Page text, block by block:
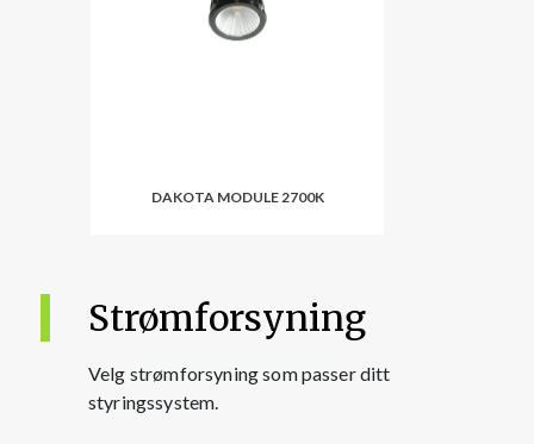
DAKOTA MODULE 2700K
Strømforsyning
Velg strømforsyning som passer ditt
styringssystem.